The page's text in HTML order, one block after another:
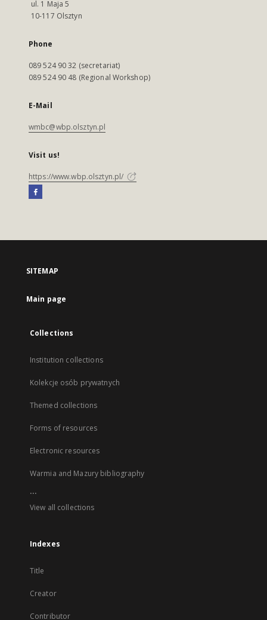
ul. 1 Maja 5
10-117 Olsztyn
Phone
089 524 90 32 (secretariat)
089 524 90 48 (Regional Workshop)
E-Mail
wmbc@wbp.olsztyn.pl
Visit us!
https://www.wbp.olsztyn.pl/
SITEMAP
Main page
Collections
Institution collections
Kolekcje osób prywatnych
Themed collections
Forms of resources
Electronic resources
Warmia and Mazury bibliography
...
View all collections
Indexes
Title
Creator
Contributor